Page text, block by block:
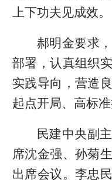
上下功夫见成效。
郝明金要求
部署，认真组织
实践导向，营造
起点开局、高标
民建中央副
席沈金强、孙菊
出席会议。李忠